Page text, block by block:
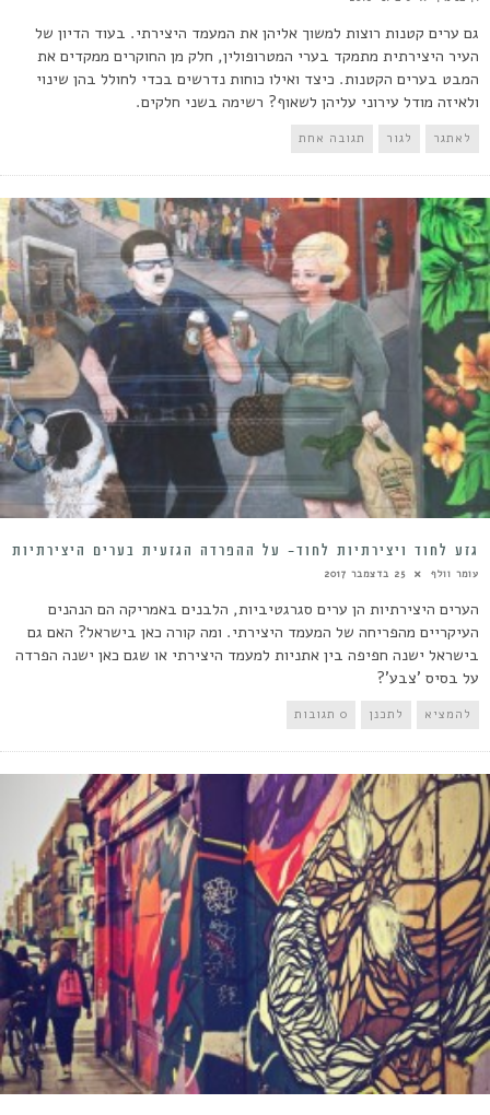
גם ערים קטנות רוצות למשוך אליהן את המעמד היצירתי. בעוד הדיון של
העיר היצירתית מתמקד בערי המטרופולין, חלק מן החוקרים ממקדים את
המבט בערים הקטנות. כיצד ואילו כוחות נדרשים בכדי לחולל בהן שינוי
ולאיזה מודל עירוני עליהן לשאוף? רשימה בשני חלקים.
לאתגר לגור תגובה אחת
גזע לחוד ויצירתיות לחוד- על ההפרדה הגזעית בערים היצירתיות
עומר וולף 25 בדצמבר 2017
הערים היצירתיות הן ערים סגרגטיביות, הלבנים באמריקה הם הנהנים
העיקריים מהפריחה של המעמד היצירתי. ומה קורה כאן בישראל? האם גם
בישראל ישנה חפיפה בין אתניות למעמד היצירתי או שגם כאן ישנה הפרדה
על בסיס 'צבע'?
להמציא לתכנן 0 תגובות